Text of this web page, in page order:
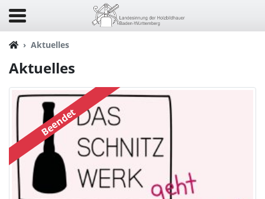
Aktuelles
Aktuelles
Beendet